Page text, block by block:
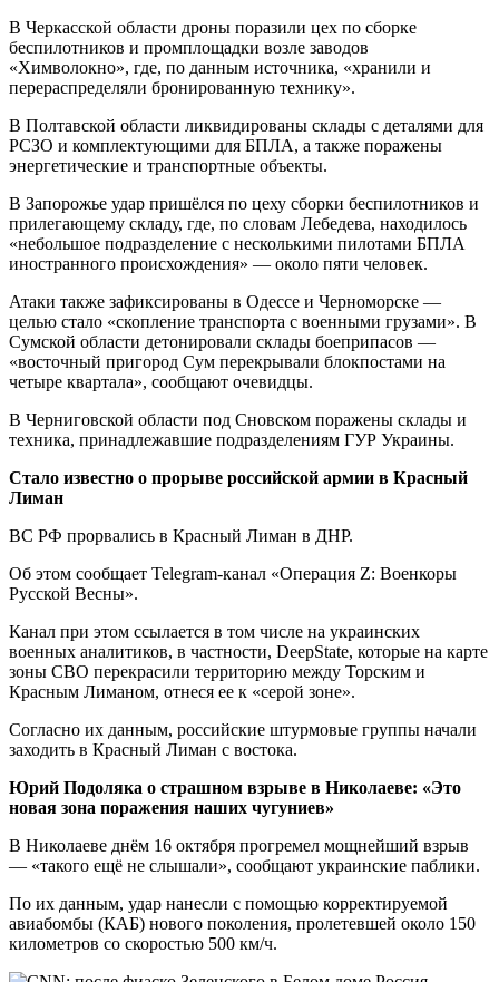
В Черкасской области дроны поразили цех по сборке
беспилотников и промплощадки возле заводов
«Химволокно», где, по данным источника, «хранили и
перераспределяли бронированную технику».
В Полтавской области ликвидированы склады с деталями для
РСЗО и комплектующими для БПЛА, а также поражены
энергетические и транспортные объекты.
В Запорожье удар пришёлся по цеху сборки беспилотников и
прилегающему складу, где, по словам Лебедева, находилось
«небольшое подразделение с несколькими пилотами БПЛА
иностранного происхождения» — около пяти человек.
Атаки также зафиксированы в Одессе и Черноморске —
целью стало «скопление транспорта с военными грузами». В
Сумской области детонировали склады боеприпасов —
«восточный пригород Сум перекрывали блокпостами на
четыре квартала», сообщают очевидцы.
В Черниговской области под Сновском поражены склады и
техника, принадлежавшие подразделениям ГУР Украины.
Стало известно о прорыве российской армии в Красный
Лиман
ВС РФ прорвались в Красный Лиман в ДНР.
Об этом сообщает Telegram-канал «Операция Z: Военкоры
Русской Весны».
Канал при этом ссылается в том числе на украинских
военных аналитиков, в частности, DeepState, которые на карте
зоны СВО перекрасили территорию между Торским и
Красным Лиманом, отнеся ее к «серой зоне».
Согласно их данным, российские штурмовые группы начали
заходить в Красный Лиман с востока.
Юрий Подоляка о страшном взрыве в Николаеве: «Это
новая зона поражения наших чугуниев»
В Николаеве днём 16 октября прогремел мощнейший взрыв
— «такого ещё не слышали», сообщают украинские паблики.
По их данным, удар нанесли с помощью корректируемой
авиабомбы (КАБ) нового поколения, пролетевшей около 150
километров со скоростью 500 км/ч.